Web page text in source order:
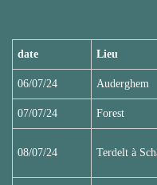
date Lieu
06/07/24 Auderghem
07/07/24 Forest
08/07/24 Terdelt à